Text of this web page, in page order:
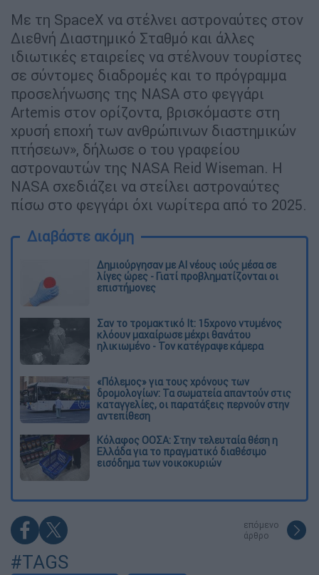
Με τη SpaceX να στέλνει αστροναύτες στον
Διεθνή Διαστημικό Σταθμό και άλλες
ιδιωτικές εταιρείες να στέλνουν τουρίστες
σε σύντομες διαδρομές και το πρόγραμμα
προσελήνωσης της NASA στο φεγγάρι
Artemis στον ορίζοντα, βρισκόμαστε στη
χρυσή εποχή των ανθρώπινων διαστημικών
πτήσεων», δήλωσε ο του γραφείου
αστροναυτών της NASA Reid Wiseman. Η
NASA σχεδιάζει να στείλει αστροναύτες
πίσω στο φεγγάρι όχι νωρίτερα από το 2025.
Διαβάστε ακόμη
Δημιούργησαν με AI νέους ιούς μέσα σε
λίγες ώρες - Γιατί προβληματίζονται οι
επιστήμονες
Σαν το τρομακτικό It: 15χρονο ντυμένος
κλόουν μαχαίρωσε μέχρι θανάτου
ηλικιωμένο - Τον κατέγραψε κάμερα
«Πόλεμος» για τους χρόνους των
δρομολογίων: Τα σωματεία απαντούν στις
καταγγελίες, οι παρατάξεις περνούν στην
αντεπίθεση
Κόλαφος ΟΟΣΑ: Στην τελευταία θέση η
Ελλάδα για το πραγματικό διαθέσιμο
εισόδημα των νοικοκυριών
επόμενο
άρθρο
#TAGS